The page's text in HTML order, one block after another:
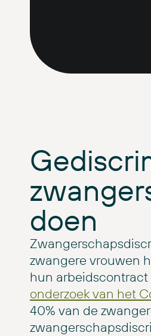
doen
zwangere vrouwen
hun
onderzoek van het
40% van de